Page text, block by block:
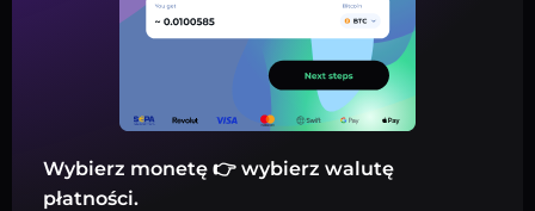
Wybierz monetę 👉 wybierz walutę
płatności.